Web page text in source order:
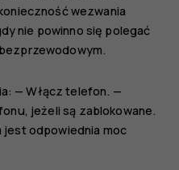
wezwania
nie powinno się polegać
— Włącz telefon. —
jeżeli są zablokowane.
jest odpowiednia moc